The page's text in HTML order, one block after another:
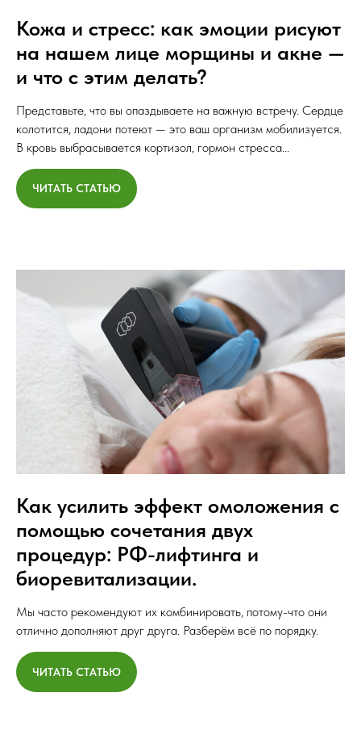
Кожа и стресс: как эмоции рисуют
на нашем лице морщины и акне —
и что с этим делать?
Представьте, что вы опаздываете на важную встречу. Сердце
колотится, ладони потеют — это ваш организм мобилизуется.
В кровь выбрасывается кортизол, гормон стресса...
ЧИТАТЬ СТАТЬЮ
Как усилить эффект омоложения с
помощью сочетания двух
процедур: РФ-лифтинга и
биоревитализации.
Мы часто рекомендуют их комбинировать, потому-что они
отлично дополняют друг друга. Разберём всё по порядку.
ЧИТАТЬ СТАТЬЮ